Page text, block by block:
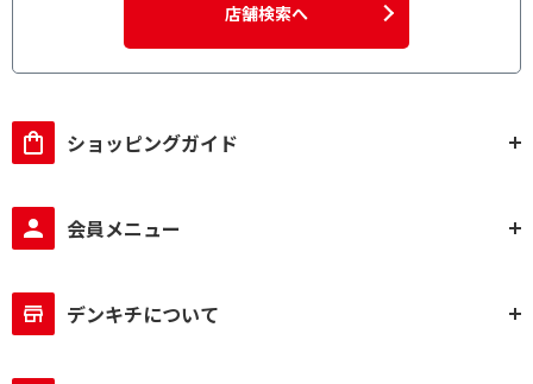
店舗検索へ
ショッピングガイド
会員メニュー
デンキチについて